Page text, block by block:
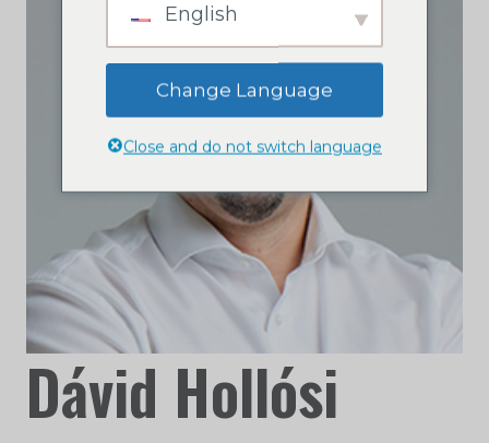
Dávid Hollósi
English
Change Language
Close and do not switch language